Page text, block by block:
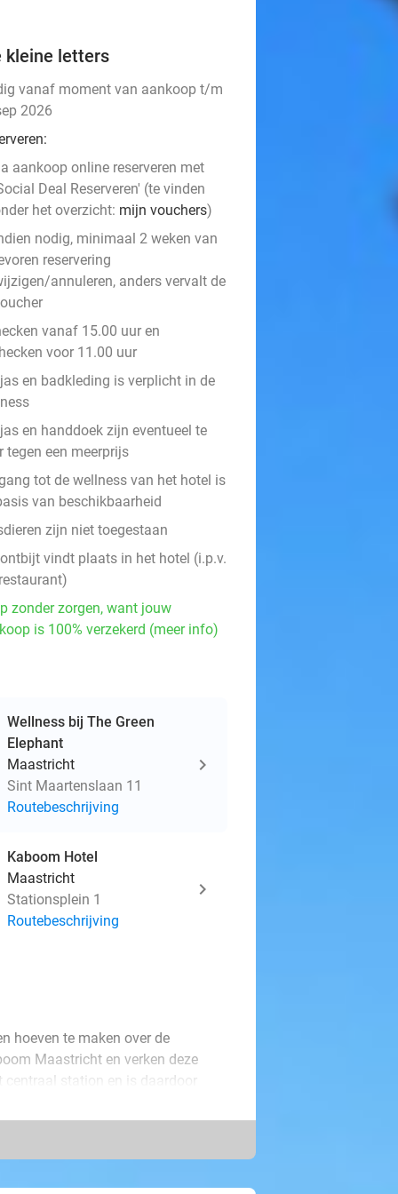
kleine letters
vanaf moment van aankoop t/m
2026
aankoop online reserveren met
Deal Reserveren' (te vinden
het overzicht: mijn vouchers)
nodig, minimaal 2 weken van
reservering
annuleren, anders vervalt de
vanaf 15.00 uur en
voor 11.00 uur
en badkleding is verplicht in de
en handdoek zijn eventueel te
tegen een meerprijs
tot de wellness van het hotel is
van beschikbaarheid
zijn niet toegestaan
vindt plaats in het hotel (i.p.v.
zonder zorgen, want jouw
is 100% verzekerd (meer info)
Wellness bij The Green
Elephant
Maastricht
Sint Maartenslaan 11
Routebeschrijving
Kaboom Hotel
Maastricht
Stationsplein 1
Routebeschrijving
hoeven te maken over de
Maastricht en verken deze
station en is daardoor
kamer of 4-persoons family
jullie verblijf. Doe dit via de wifi
die je gratis krijgt.